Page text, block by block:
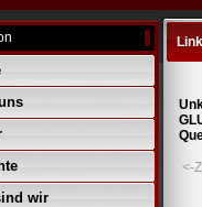
wir
<-